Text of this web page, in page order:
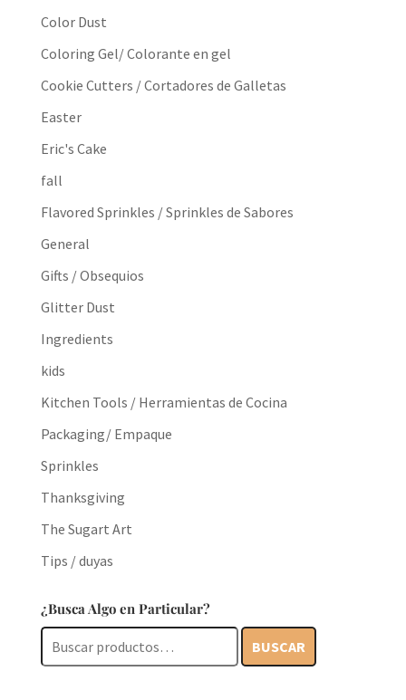
Color Dust
Coloring Gel/ Colorante en gel
Cookie Cutters / Cortadores de Galletas
Easter
Eric's Cake
fall
Flavored Sprinkles / Sprinkles de Sabores
General
Gifts / Obsequios
Glitter Dust
Ingredients
kids
Kitchen Tools / Herramientas de Cocina
Packaging/ Empaque
Sprinkles
Thanksgiving
The Sugart Art
Tips / duyas
¿Busca Algo en Particular?
por:
BUSCAR